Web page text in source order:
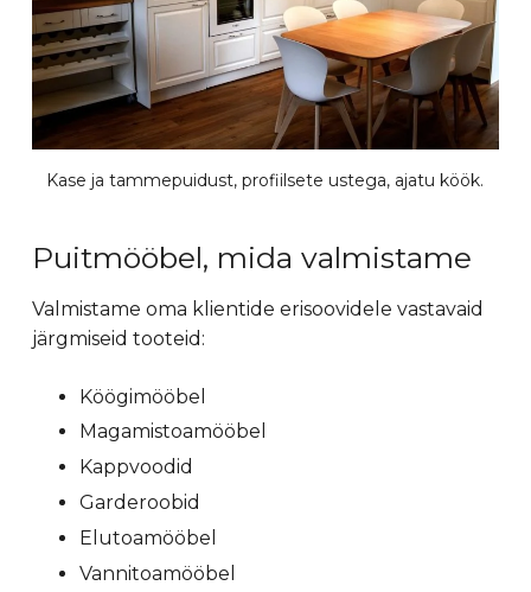
Kase ja tammepuidust, profiilsete ustega, ajatu köök.
Puitmööbel, mida valmistame
Valmistame oma klientide erisoovidele vastavaid
järgmiseid tooteid:
Köögimööbel
Magamistoamööbel
Kappvoodid
Garderoobid
Elutoamööbel
Vannitoamööbel